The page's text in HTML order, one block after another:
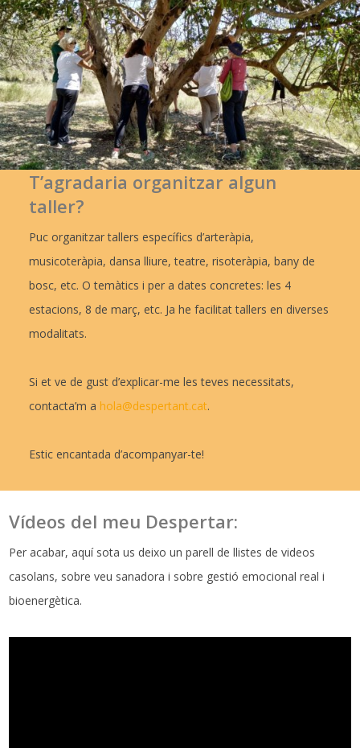
T’agradaria organitzar algun
taller?
Puc organitzar tallers específics d’arteràpia,
musicoteràpia, dansa lliure, teatre, risoteràpia, bany de
bosc, etc. O temàtics i per a dates concretes: les 4
estacions, 8 de març, etc. Ja he facilitat tallers en diverses
modalitats.
Si et ve de gust d’explicar-me les teves necessitats,
contacta’m a hola@despertant.cat.
Estic encantada d’acompanyar-te!
Vídeos del meu Despertar:
Per acabar, aquí sota us deixo un parell de llistes de videos
casolans, sobre veu sanadora i sobre gestió emocional real i
bioenergètica.